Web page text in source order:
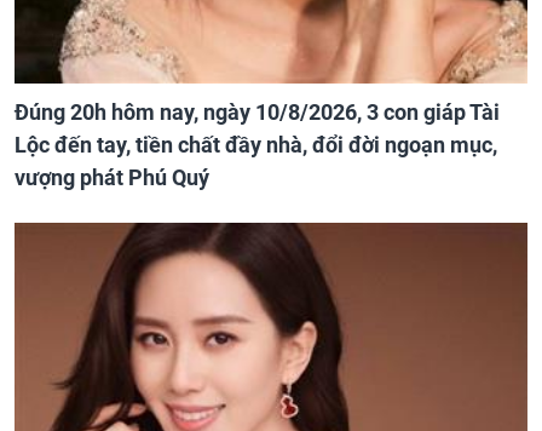
Đúng 20h hôm nay, ngày 10/8/2026, 3 con giáp Tài
Lộc đến tay, tiền chất đầy nhà, đổi đời ngoạn mục,
vượng phát Phú Quý